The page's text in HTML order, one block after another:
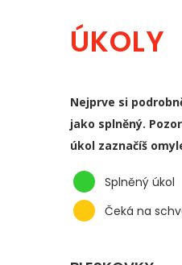
ÚKOLY
Nejprve si
jako splněný.
úkol zaznačíš
Splněný úkol
Čeká na